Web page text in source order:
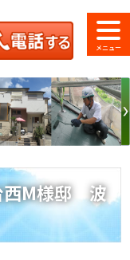
ショールーム
のご紹介
お電話
西M様邸 波